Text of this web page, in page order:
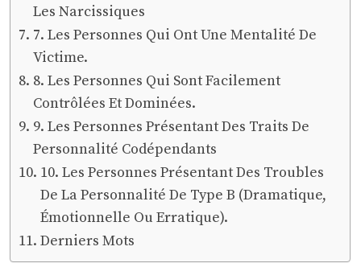
Les Narcissiques
7. Les Personnes Qui Ont Une Mentalité De
Victime.
8. Les Personnes Qui Sont Facilement
Contrôlées Et Dominées.
9. Les Personnes Présentant Des Traits De
Personnalité Codépendants
10. Les Personnes Présentant Des Troubles
De La Personnalité De Type B (Dramatique,
Émotionnelle Ou Erratique).
Derniers Mots